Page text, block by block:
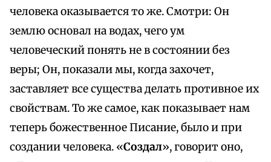
человека оказывается то же. Смотри: Он
землю основал на водах, чего ум
человеческий понять не в состоянии без
веры; Он, показали мы, когда захочет,
заставляет все существа делать противное их
свойствам. То же самое, как показывает нам
теперь божественное Писание, было и при
создании человека. «Создал», говорит оно,